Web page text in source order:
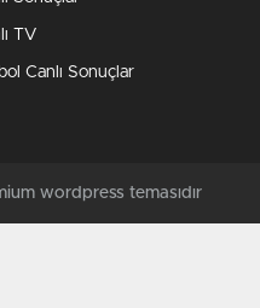
TV
Canlı Sonuçlar
wordpress temasıdır